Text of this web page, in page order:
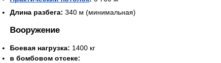
Длина разбега: 340 м (минимальная)
Вооружение
Боевая нагрузка: 1400 кг
в бомбовом отсеке: